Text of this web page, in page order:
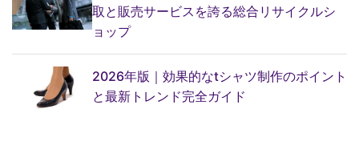
取と販売サービスを誇る総合リサイクルシ
ョップ
2026年版｜効果的なtシャツ制作のポイント
と最新トレンド完全ガイド